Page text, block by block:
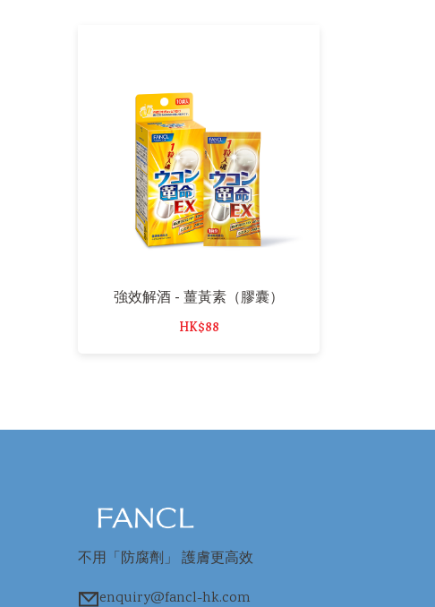
強效解酒 - 薑黃素（膠囊）
HK$88
不用「防腐劑」 護膚更高效
enquiry@fancl-hk.com